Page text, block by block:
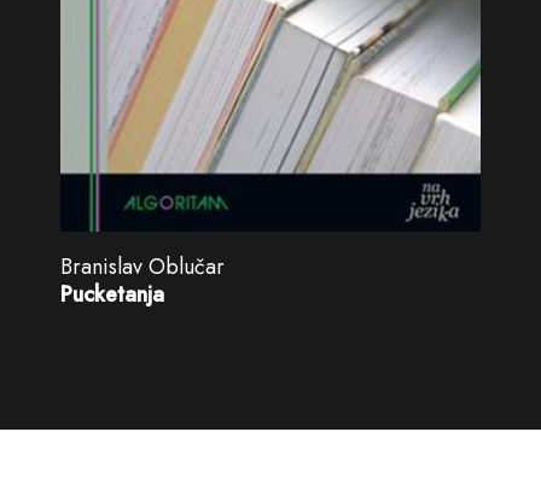
Branislav Oblučar
Pucketanja